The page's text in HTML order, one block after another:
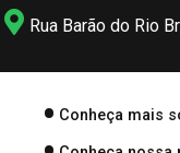
Rua Barão do Rio
Conheça mais